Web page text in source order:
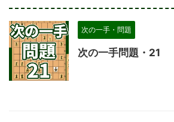
次の一手・問題
次の一手問題・21